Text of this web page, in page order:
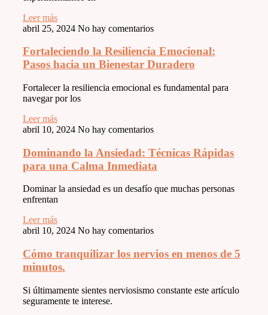
Leer más
abril 25, 2024 No hay comentarios
Fortaleciendo la Resiliencia Emocional:
Pasos hacia un Bienestar Duradero
Fortalecer la resiliencia emocional es fundamental para
navegar por los
Leer más
abril 10, 2024 No hay comentarios
Dominando la Ansiedad: Técnicas Rápidas
para una Calma Inmediata
Dominar la ansiedad es un desafío que muchas personas
enfrentan
Leer más
abril 10, 2024 No hay comentarios
Cómo tranquilizar los nervios en menos de 5
minutos.
Si últimamente sientes nerviosismo constante este artículo
seguramente te interese.